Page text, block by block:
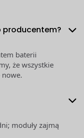
producentem?
baterii
że wszystkie
moduły zajmą